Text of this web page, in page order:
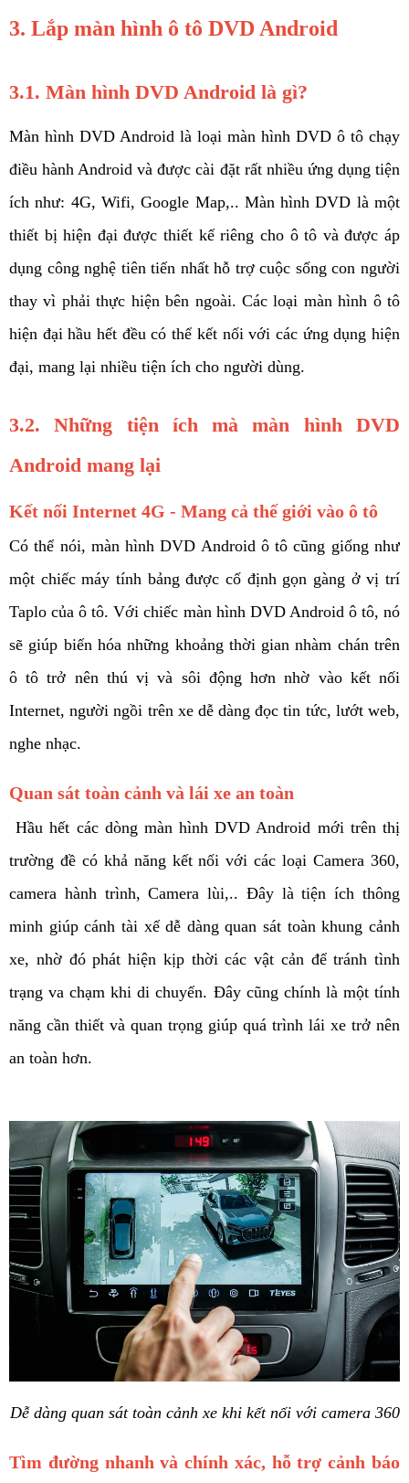
3. Lắp màn hình ô tô DVD Android
3.1. Màn hình DVD Android là gì?
Màn hình DVD Android là loại màn hình DVD ô tô chạy
điều hành Android và được cài đặt rất nhiều ứng dụng tiện
ích như: 4G, Wifi, Google Map,.. Màn hình DVD là một
thiết bị hiện đại được thiết kế riêng cho ô tô và được áp
dụng công nghệ tiên tiến nhất hỗ trợ cuộc sống con người
thay vì phải thực hiện bên ngoài. Các loại màn hình ô tô
hiện đại hầu hết đều có thể kết nối với các ứng dụng hiện
đại, mang lại nhiều tiện ích cho người dùng.
3.2. Những tiện ích mà màn hình DVD
Android mang lại
Kết nối Internet 4G - Mang cả thế giới vào ô tô
Có thể nói, màn hình DVD Android ô tô cũng giống như
một chiếc máy tính bảng được cố định gọn gàng ở vị trí
Taplo của ô tô. Với chiếc màn hình DVD Android ô tô, nó
sẽ giúp biến hóa những khoảng thời gian nhàm chán trên
ô tô trở nên thú vị và sôi động hơn nhờ vào kết nối
Internet, người ngồi trên xe dễ dàng đọc tin tức, lướt web,
nghe nhạc.
Quan sát toàn cảnh và lái xe an toàn
Hầu hết các dòng màn hình DVD Android mới trên thị
trường đề có khả năng kết nối với các loại Camera 360,
camera hành trình, Camera lùi,.. Đây là tiện ích thông
minh giúp cánh tài xế dễ dàng quan sát toàn khung cảnh
xe, nhờ đó phát hiện kịp thời các vật cản để tránh tình
trạng va chạm khi di chuyển. Đây cũng chính là một tính
năng cần thiết và quan trọng giúp quá trình lái xe trở nên
an toàn hơn.
Dễ dàng quan sát toàn cảnh xe khi kết nối với camera 360
Tìm đường nhanh và chính xác, hỗ trợ cảnh báo